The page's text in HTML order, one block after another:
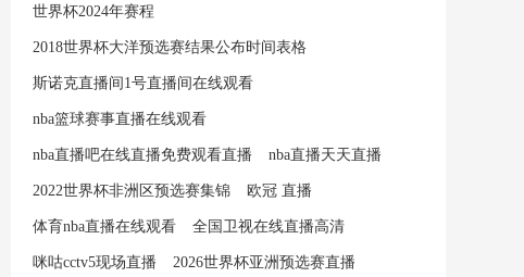
世界杯2024年赛程
2018世界杯大洋预选赛结果公布时间表格
斯诺克直播间1号直播间在线观看
nba篮球赛事直播在线观看
nba直播吧在线直播免费观看直播 nba直播天天直播
2022世界杯非洲区预选赛集锦 欧冠 直播
体育nba直播在线观看 全国卫视在线直播高清
咪咕cctv5现场直播 2026世界杯亚洲预选赛直播